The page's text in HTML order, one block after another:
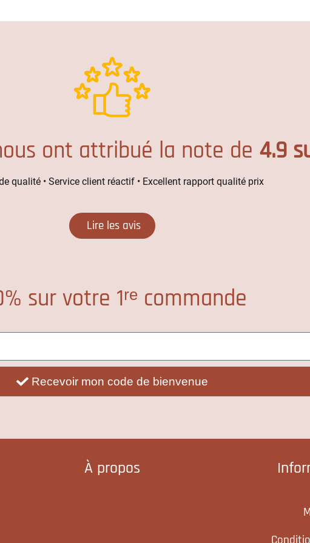
ont attribué la note de 4.9
qualité • Service client réactif • Excellent rapport qualité prix
Lire les avis
sur votre 1ʳᵉ commande
Recevoir mon code de bienvenue
À propos